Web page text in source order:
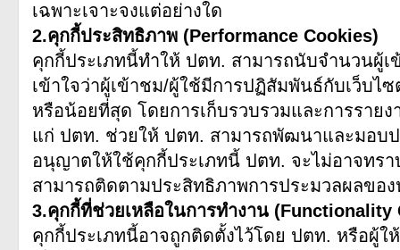
เฉพาะเจาะจงแต่อย่างใด
2.คุกกี้ประสิทธิภาพ (Performance Cookies)
คุกกี้ประเภทนี้ทำให้ ปตท. สามารถนับจำนวนผู้
เข้าใจว่าผู้เข้าชม/ผู้ใช้มีการปฏิสัมพันธ์กับเว็บไ
หรือน้อยที่สุด โดยการเก็บรวบรวมและการราย
แก่ ปตท. ช่วยให้ ปตท. สามารถพัฒนาและมอบ
อนุญาตให้ใช้คุกกี้ประเภทนี้ ปตท. จะไม่อาจทร
สามารถติดตามประสิทธิภาพการประมวลผลของ
3.คุกกี้ที่ช่วยเหลือในการทำงาน (Functionality
คุกกี้ประเภทนี้อาจถูกติดตั้งไว้โดย ปตท. หรือผู้